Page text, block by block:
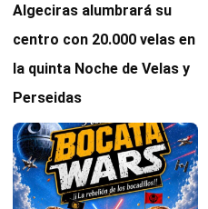
Algeciras alumbrará su
centro con 20.000 velas en
la quinta Noche de Velas y
Perseidas